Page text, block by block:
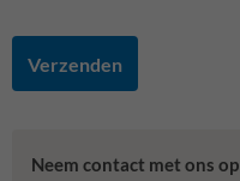
Verzenden
Neem contact met ons op